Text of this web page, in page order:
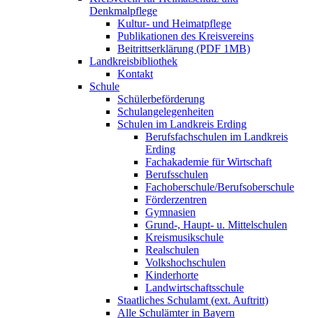
Denkmalpflege
Kultur- und Heimatpflege
Publikationen des Kreisvereins
Beitrittserklärung (PDF 1MB)
Landkreisbibliothek
Kontakt
Schule
Schülerbeförderung
Schulangelegenheiten
Schulen im Landkreis Erding
Berufsfachschulen im Landkreis
Erding
Fachakademie für Wirtschaft
Berufsschulen
Fachoberschule/Berufsoberschule
Förderzentren
Gymnasien
Grund-, Haupt- u. Mittelschulen
Kreismusikschule
Realschulen
Volkshochschulen
Kinderhorte
Landwirtschaftsschule
Staatliches Schulamt (ext. Auftritt)
Alle Schulämter in Bayern